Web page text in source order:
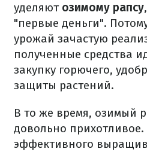
уделяют озимому рапсу
"первые деньги".
урожай зачастую
полученные средства
закупку горючего,
защиты растений.
В то же время, озимый
довольно прихотливое.
эффективного